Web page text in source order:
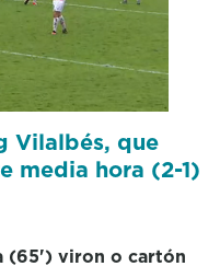
Vilalbés, que
media hora (2-1)
(65') viron o cartón